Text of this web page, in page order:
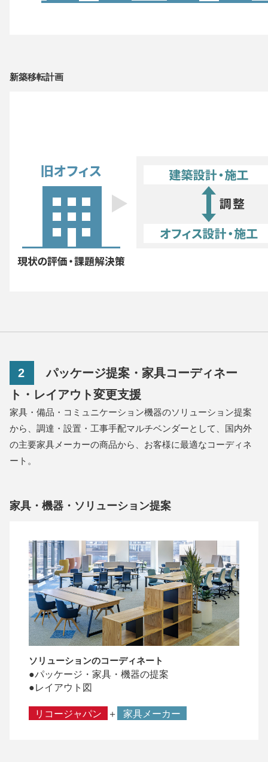
新築移転計画
2
パッケージ提案・家具コーディネー
ト・レイアウト変更支援
家具・備品・コミュニケーション機器のソリューション提案
から、調達・設置・工事手配マルチベンダーとして、国内外
の主要家具メーカーの商品から、お客様に最適なコーディネ
ート。
家具・機器・ソリューション提案
ソリューションのコーディネート
●パッケージ・家具・機器の提案
●レイアウト図
リコージャパン ＋ 家具メーカー